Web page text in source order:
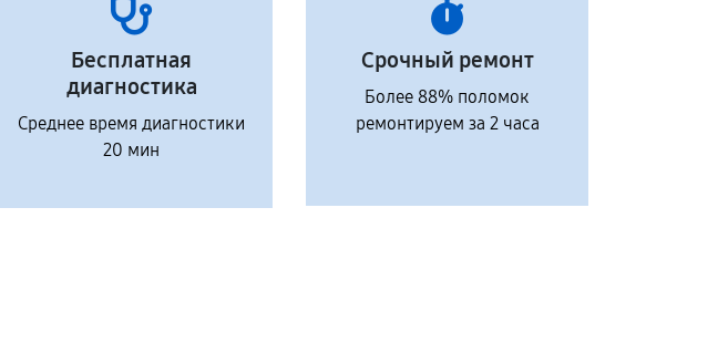
Бесплатная
диагностика
Среднее время диагностики
20 мин
Срочный ремонт
Более 88% поломок
ремонтируем за 2 часа